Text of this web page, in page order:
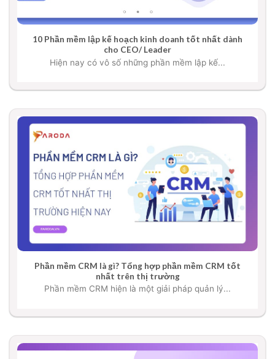
10 Phần mềm lập kế hoạch kinh doanh tốt nhất dành
cho CEO/ Leader
Hiện nay có vô số những phần mềm lập kế...
Phần mềm CRM là gì? Tổng hợp phần mềm CRM tốt
nhất trên thị trường
Phần mềm CRM hiện là một giải pháp quản lý...